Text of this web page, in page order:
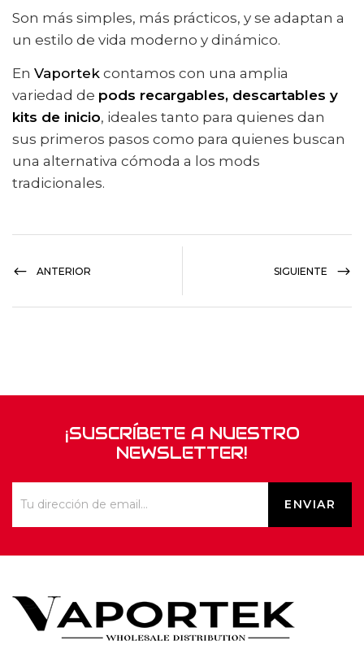
Son más simples, más prácticos, y se adaptan a
un estilo de vida moderno y dinámico.
En Vaportek contamos con una amplia
variedad de pods recargables, descartables y
kits de inicio, ideales tanto para quienes dan
sus primeros pasos como para quienes buscan
una alternativa cómoda a los mods
tradicionales.
ANTERIOR SIGUIENTE
¡SUSCRÍBETE A NUESTRO
NEWSLETTER!